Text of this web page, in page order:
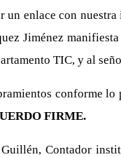
enlace con
Jiménez
TIC, y al
conforme
FIRME.
Contador